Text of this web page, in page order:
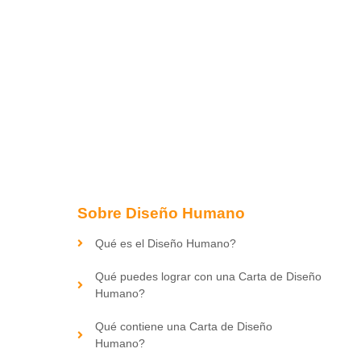
Sobre Diseño Humano
Qué es el Diseño Humano?
Qué puedes lograr con una Carta de Diseño
Humano?
Qué contiene una Carta de Diseño
Humano?